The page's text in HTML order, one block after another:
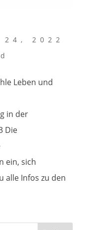
24, 2022
Leben und
in der
Die
ein, sich
alle Infos zu den